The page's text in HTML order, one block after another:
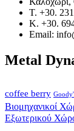
Τ. +30.
Κ. +30.
Email:
Metal
coffee berry
Βιομηχανικοί
Εξωτερικού